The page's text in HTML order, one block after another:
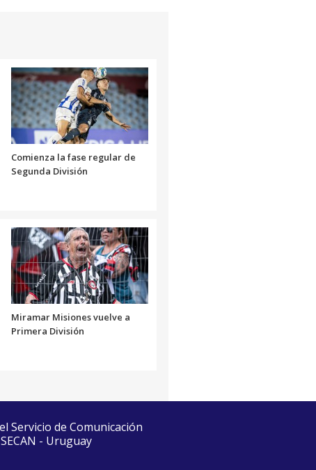
Comienza la fase regular de
Segunda División
Miramar Misiones vuelve a
Primera División
Servicio de Comunicación
- Uruguay